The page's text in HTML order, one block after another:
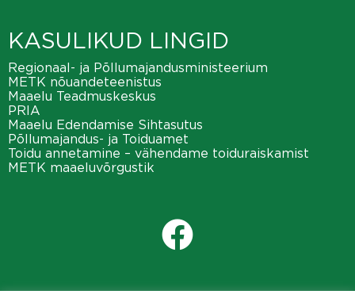
KASULIKUD LINGID
Regionaal- ja Põllumajandusministeerium
METK nõuandeteenistus
Maaelu Teadmuskeskus
PRIA
Maaelu Edendamise Sihtasutus
Põllumajandus- ja Toiduamet
Toidu annetamine – vähendame toiduraiskamist
METK maaeluvõrgustik